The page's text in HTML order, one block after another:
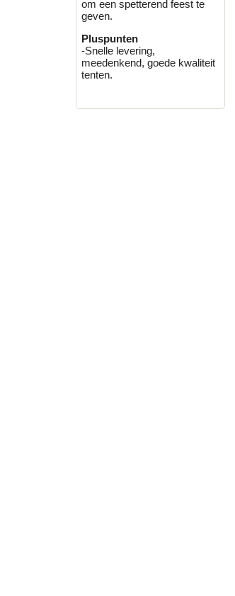
om een spetterend feest te
geven.
Pluspunten
-Snelle levering,
meedenkend, goede kwaliteit
tenten.